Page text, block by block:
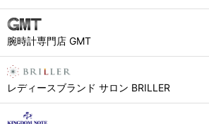
腕時計専門店 GMT
レディースブランド サロン BRILLER